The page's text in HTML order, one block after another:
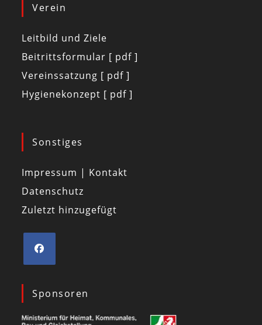
Verein
Leitbild und Ziele
Beitrittsformular [ pdf ]
Vereinssatzung [ pdf ]
Hygienekonzept [ pdf ]
Sonstiges
Impressum | Kontakt
Datenschutz
Zuletzt hinzugefügt
Sponsoren